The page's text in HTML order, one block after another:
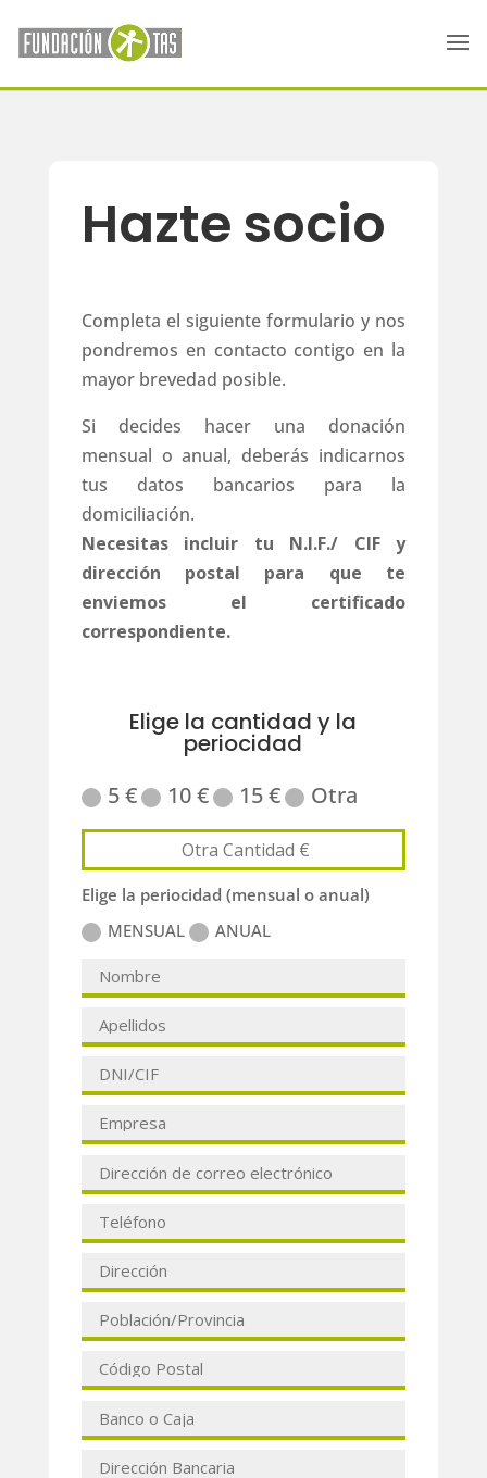
Hazte socio
Completa el siguiente formulario y nos
pondremos en contacto contigo en la
mayor brevedad posible.
Si decides hacer una donación
mensual o anual, deberás indicarnos
tus datos bancarios para la
domiciliación.
Necesitas incluir tu N.I.F./ CIF y
dirección postal para que te
enviemos el certificado
correspondiente.
Elige la cantidad y la
periocidad
5 € 10 € 15 € Otra
Elige la periocidad (mensual o anual)
MENSUAL
ANUAL